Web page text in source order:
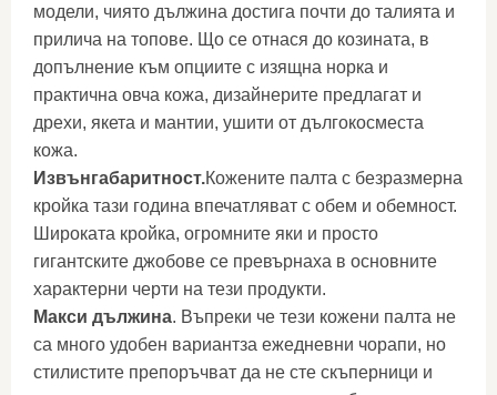
модели, чиято дължина достига почти до талията и
прилича на топове. Що се отнася до козината, в
допълнение към опциите с изящна норка и
практична овча кожа, дизайнерите предлагат и
дрехи, якета и мантии, ушити от дългокосместа
кожа.
Извънгабаритност.Кожените палта с безразмерна
кройка тази година впечатляват с обем и обемност.
Широката кройка, огромните яки и просто
гигантските джобове се превърнаха в основните
характерни черти на тези продукти.
Макси дължина. Въпреки че тези кожени палта не
са много удобен вариантза ежедневни чорапи, но
стилистите препоръчват да не сте скъперници и